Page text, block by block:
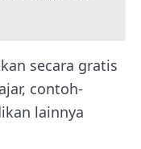
secara gratis
contoh-
lainnya